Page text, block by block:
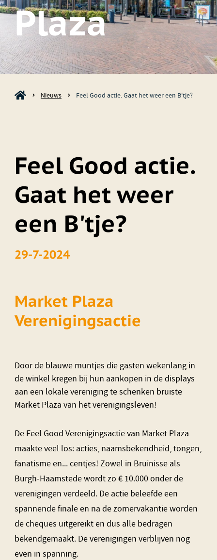
Plaza
Nieuws Feel Good actie. Gaat het weer een B'tje?
Feel Good actie.
Gaat het weer
een B'tje?
29-7-2024
Market Plaza
Verenigingsactie
Door de blauwe muntjes die gasten wekenlang in
de winkel kregen bij hun aankopen in de displays
aan een lokale vereniging te schenken bruiste
Market Plaza van het verenigingsleven!
De Feel Good Verenigingsactie van Market Plaza
maakte veel los: acties, naamsbekendheid, tongen,
fanatisme en... centjes! Zowel in Bruinisse als
Burgh-Haamstede wordt zo € 10.000 onder de
verenigingen verdeeld. De actie beleefde een
spannende finale en na de zomervakantie worden
de cheques uitgereikt en dus alle bedragen
bekendgemaakt. De verenigingen verblijven nog
even in spanning.